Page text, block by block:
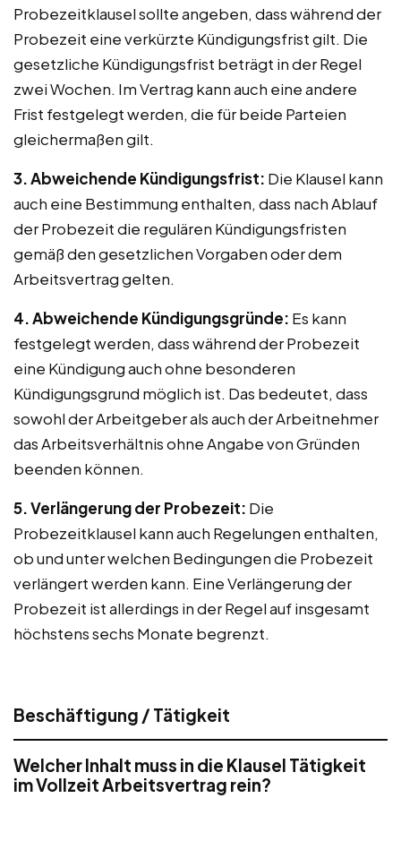
Probezeitklausel sollte angeben, dass während der
Probezeit eine verkürzte Kündigungsfrist gilt. Die
gesetzliche Kündigungsfrist beträgt in der Regel
zwei Wochen. Im Vertrag kann auch eine andere
Frist festgelegt werden, die für beide Parteien
gleichermaßen gilt.
3. Abweichende Kündigungsfrist: Die Klausel kann
auch eine Bestimmung enthalten, dass nach Ablauf
der Probezeit die regulären Kündigungsfristen
gemäß den gesetzlichen Vorgaben oder dem
Arbeitsvertrag gelten.
4. Abweichende Kündigungsgründe: Es kann
festgelegt werden, dass während der Probezeit
eine Kündigung auch ohne besonderen
Kündigungsgrund möglich ist. Das bedeutet, dass
sowohl der Arbeitgeber als auch der Arbeitnehmer
das Arbeitsverhältnis ohne Angabe von Gründen
beenden können.
5. Verlängerung der Probezeit: Die
Probezeitklausel kann auch Regelungen enthalten,
ob und unter welchen Bedingungen die Probezeit
verlängert werden kann. Eine Verlängerung der
Probezeit ist allerdings in der Regel auf insgesamt
höchstens sechs Monate begrenzt.
Beschäftigung / Tätigkeit
Welcher Inhalt muss in die Klausel Tätigkeit
im Vollzeit Arbeitsvertrag rein?